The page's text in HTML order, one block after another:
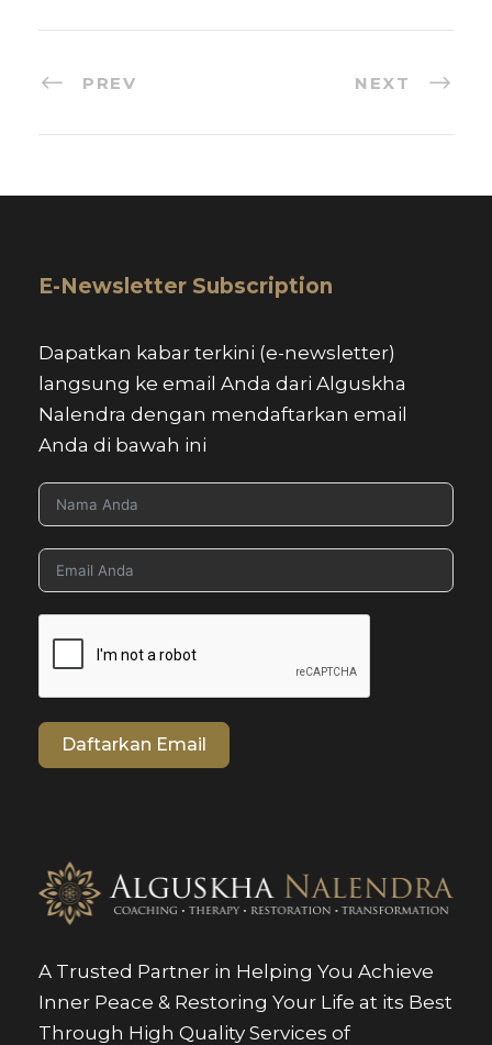
PREV NEXT
E-Newsletter Subscription
Dapatkan kabar terkini (e-newsletter)
langsung ke email Anda dari Alguskha
Nalendra dengan mendaftarkan email
Anda di bawah ini
Daftarkan Email
A Trusted Partner in Helping You Achieve
Inner Peace & Restoring Your Life at its Best
Through High Quality Services of